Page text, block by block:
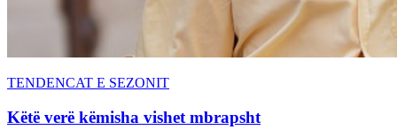
TENDENCAT E SEZONIT
Këtë verë këmisha vishet mbrapsht